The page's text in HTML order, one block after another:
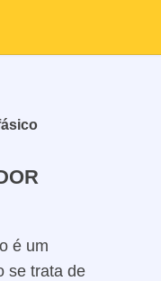
é um
se trata de